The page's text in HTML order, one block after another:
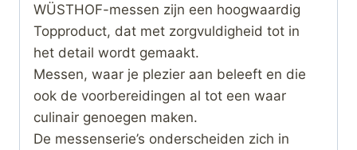
WÜSTHOF-messen zijn een hoogwaardig
Topproduct, dat met zorgvuldigheid tot in
het detail wordt gemaakt.
Messen, waar je plezier aan beleeft en die
ook de voorbereidingen al tot een waar
culinair genoegen maken.
De messenserie’s onderscheiden zich in